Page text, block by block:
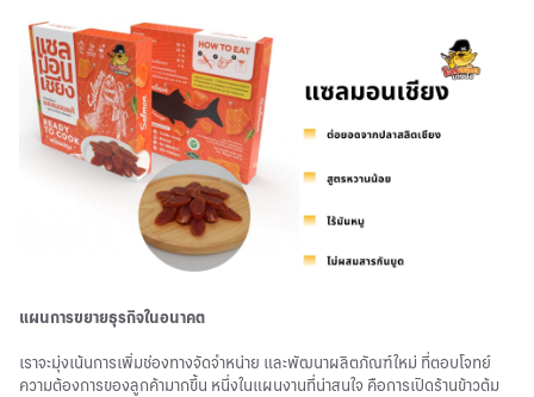
แผนการขยายธุรกิจในอนาคต
เราจะมุ่งเน้นการเพิ่มช่องทางจัดจำหน่าย และพัฒนาผลิตภัณฑ์ใหม่ ที่ตอบโจทย์
ความต้องการของลูกค้ามากขึ้น หนึ่งในแผนงานที่น่าสนใจ คือการเปิดร้านข้าวต้ม